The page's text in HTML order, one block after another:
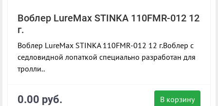
Воблер LureMax STINKA 110FMR-012 12
г.
Воблер LureMax STINKA 110FMR-012 12 г.Воблер с
седловидной лопаткой специально разработан для
тролли..
В корзину
0.00 руб.